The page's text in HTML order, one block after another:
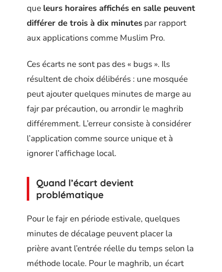
que leurs horaires affichés en salle peuvent
différer de trois à dix minutes par rapport
aux applications comme Muslim Pro.
Ces écarts ne sont pas des « bugs ». Ils
résultent de choix délibérés : une mosquée
peut ajouter quelques minutes de marge au
fajr par précaution, ou arrondir le maghrib
différemment. L’erreur consiste à considérer
l’application comme source unique et à
ignorer l’affichage local.
Quand l’écart devient
problématique
Pour le fajr en période estivale, quelques
minutes de décalage peuvent placer la
prière avant l’entrée réelle du temps selon la
méthode locale. Pour le maghrib, un écart